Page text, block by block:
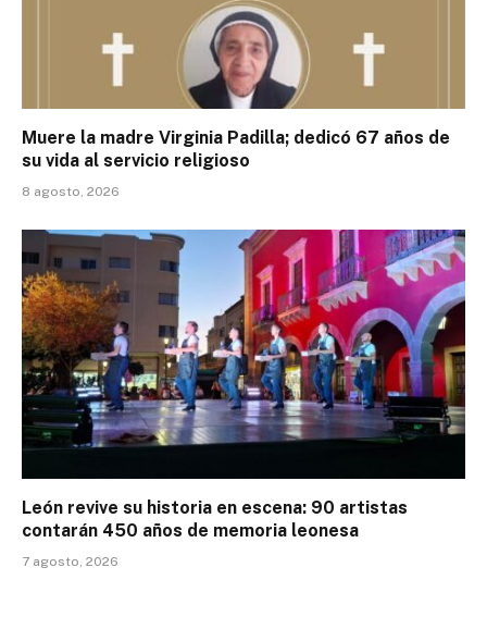
Muere la madre Virginia Padilla; dedicó 67 años de
su vida al servicio religioso
8 agosto, 2026
León revive su historia en escena: 90 artistas
contarán 450 años de memoria leonesa
7 agosto, 2026